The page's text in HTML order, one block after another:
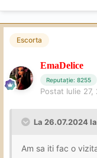
Escorta
EmaDelice
Reputație: 8255
Postat Iulie 27,
La 26.07.2024
Am sa iti fac o